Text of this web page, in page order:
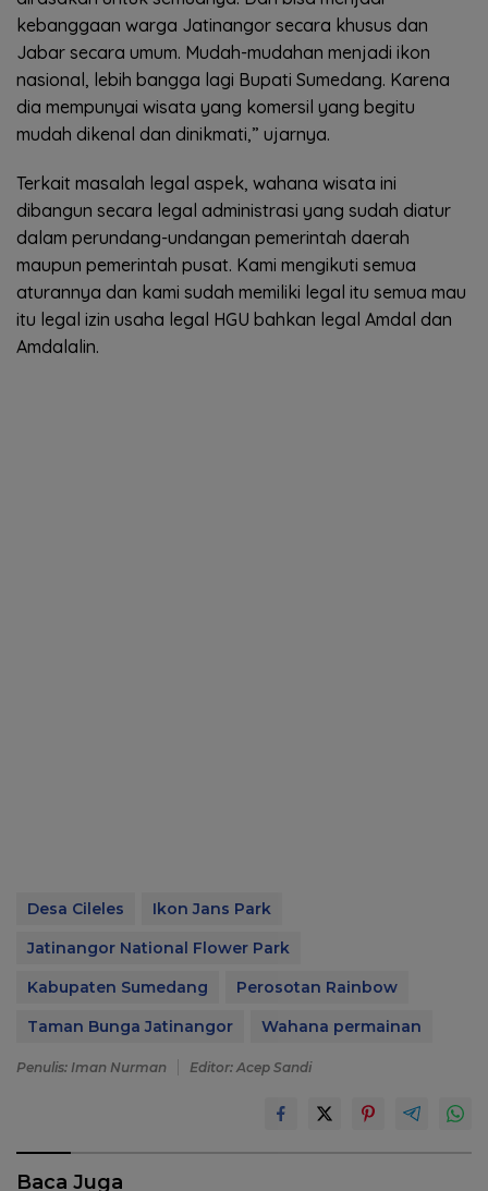
kebanggaan warga Jatinangor secara khusus dan
Jabar secara umum. Mudah-mudahan menjadi ikon
nasional, lebih bangga lagi Bupati Sumedang. Karena
dia mempunyai wisata yang komersil yang begitu
mudah dikenal dan dinikmati,” ujarnya.
Terkait masalah legal aspek, wahana wisata ini
dibangun secara legal administrasi yang sudah diatur
dalam perundang-undangan pemerintah daerah
maupun pemerintah pusat. Kami mengikuti semua
aturannya dan kami sudah memiliki legal itu semua mau
itu legal izin usaha legal HGU bahkan legal Amdal dan
Amdalalin.
Desa Cileles
Ikon Jans Park
Jatinangor National Flower Park
Kabupaten Sumedang
Perosotan Rainbow
Taman Bunga Jatinangor
Wahana permainan
Penulis: Iman Nurman Editor: Acep Sandi
Baca Juga